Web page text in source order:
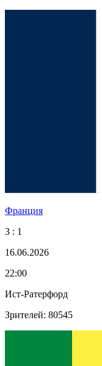
Франция
3 : 1
16.06.2026
22:00
Ист-Ратерфорд
Зрителей: 80545